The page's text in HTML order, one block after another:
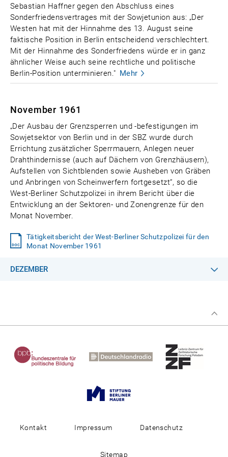
Sebastian Haffner gegen den Abschluss eines
Sonderfriedensvertrages mit der Sowjetunion aus: „Der
Westen hat mit der Hinnahme des 13. August seine
faktische Position in Berlin entscheidend verschlechtert.
Mit der Hinnahme des Sonderfriedens würde er in ganz
ähnlicher Weise auch seine rechtliche und politische
Berlin-Position unterminieren." Mehr
November 1961
„Der Ausbau der Grenzsperren und -befestigungen im
Sowjetsektor von Berlin und in der SBZ wurde durch
Errichtung zusätzlicher Sperrmauern, Anlegen neuer
Drahthindernisse (auch auf Dächern von Grenzhäusern),
Aufstellen von Sichtblenden sowie Ausheben von Gräben
und Anbringen von Scheinwerfern fortgesetzt“, so die
West-Berliner Schutzpolizei in ihrem Bericht über die
Entwicklung an der Sektoren- und Zonengrenze für den
Monat November.
Tätigkeitsbericht der West-Berliner Schutzpolizei für den
Monat November 1961
DEZEMBER
Kontakt Impressum Datenschutz
Sitemap